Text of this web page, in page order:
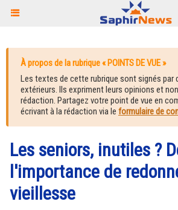
À propos de la rubrique « POINTS DE VUE »
Les textes de cette rubrique sont signés par
extérieurs. Ils expriment leurs opinions et
rédaction. Partagez votre point de vue en
écrivant à la rédaction via le formulaire de
Les seniors, inutiles ?
l'importance de
vieillesse